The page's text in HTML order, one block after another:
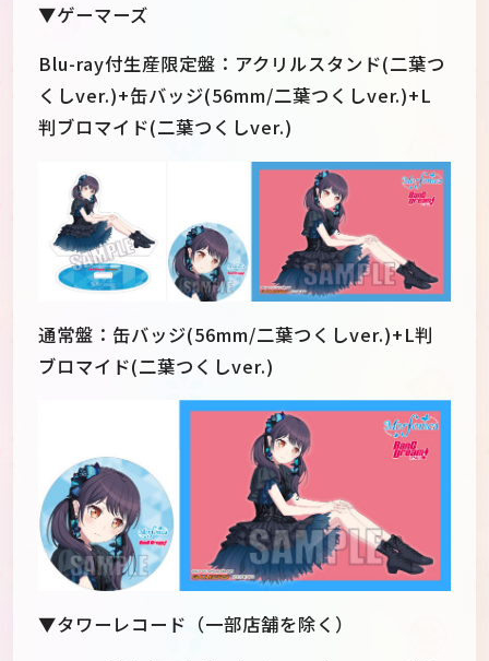
▼ゲーマーズ
Blu-ray付生産限定盤：アクリルスタンド(二葉つ
くしver.)+缶バッジ(56mm/二葉つくしver.)+L
判ブロマイド(二葉つくしver.)
通常盤：缶バッジ(56mm/二葉つくしver.)+L判
ブロマイド(二葉つくしver.)
▼タワーレコード（一部店舗を除く）